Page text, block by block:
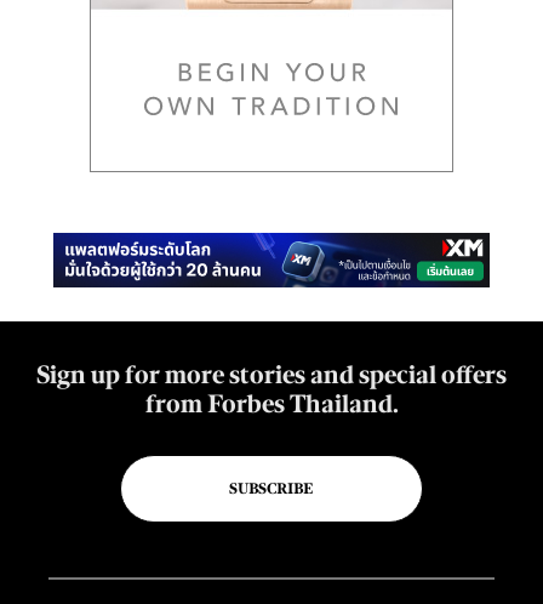
Sign up for more stories and special offers
from Forbes Thailand.
SUBSCRIBE